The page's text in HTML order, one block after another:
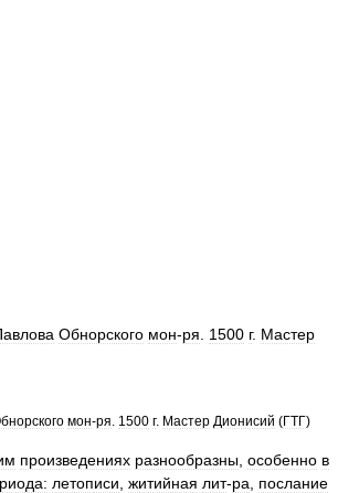
Обнорского мон-ря 1500 г. Мастер
мон-ря 1500 г. Мастер Дионисий (ГТГ)
произведениях разнообразны особенно в
летописи житийная лит-ра
послание